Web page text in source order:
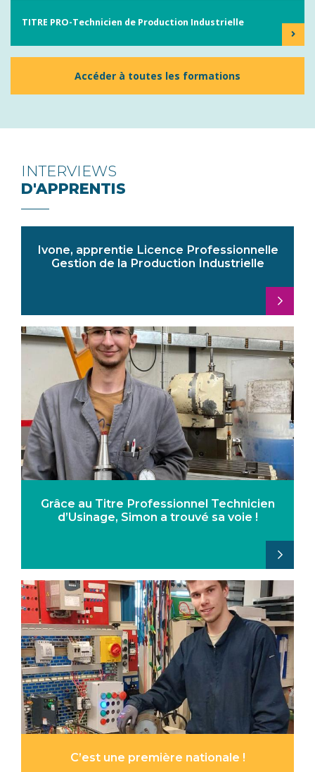
TITRE PRO-Technicien de Production Industrielle
Accéder à toutes les formations
INTERVIEWS
D'APPRENTIS
Ivone, apprentie Licence Professionnelle
Gestion de la Production Industrielle
Grâce au Titre Professionnel Technicien
d’Usinage, Simon a trouvé sa voie !
C’est une première nationale !